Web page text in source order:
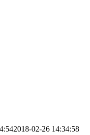
2018-02-26 14:34:58